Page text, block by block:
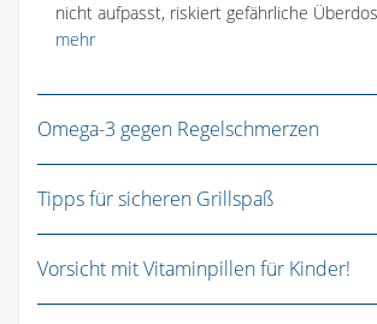
nicht aufpasst, riskiert gefährliche
mehr
Omega-3 gegen Regelschmerzen
Tipps für sicheren Grillspaß
Vorsicht mit Vitaminpillen für Kinder!